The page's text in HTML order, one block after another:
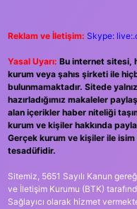
Reklam ve İletişim: Skype:
Yasal Uyarı: Bu internet sitesi,
kurum veya şahıs şirketi ile
bulunmamaktadır. Sitede
hazırladığımız makaleler
alan içerikler haber niteliği
kurum ve kişiler hakkında
Gerçek kurum ve kişiler ile
tesadüfidir.
Sitemiz, 5651 Sayılı Kanun
ve İletişim Kurumu (BTK)
Sağlayıcı olarak hizmet